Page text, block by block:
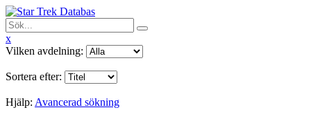
x
Vilken avdelning:
Sortera efter:
Hjälp: Avancerad sökning